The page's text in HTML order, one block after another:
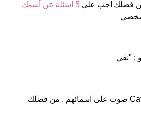
5 اسئلة عن أسمك